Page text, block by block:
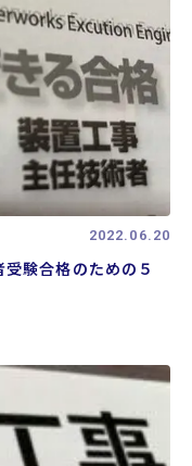
2022.06.20
験合格のための５